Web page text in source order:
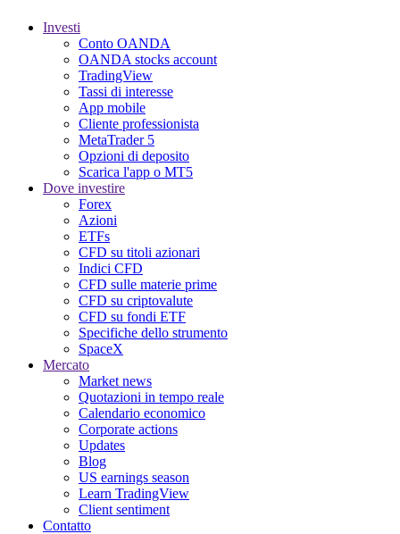
Investi
Conto OANDA
OANDA stocks account
TradingView
Tassi di interesse
App mobile
Cliente professionista
MetaTrader 5
Opzioni di deposito
Scarica l'app o MT5
Dove investire
Forex
Azioni
ETFs
CFD su titoli azionari
Indici CFD
CFD sulle materie prime
CFD su criptovalute
CFD su fondi ETF
Specifiche dello strumento
SpaceX
Mercato
Market news
Quotazioni in tempo reale
Calendario economico
Corporate actions
Updates
Blog
US earnings season
Learn TradingView
Client sentiment
Contatto